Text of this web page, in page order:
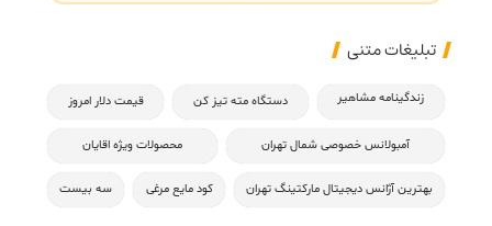
تبلیغات متنی
زندگینامه مشاهیر دستگاه مته تیز کن قیمت دلار امروز
آمبولانس خصوصی شمال تهران محصولات ویژه اقایان
بهترین آژانس دیجیتال مارکتینگ تهران کود مایع مرغی سه بیست